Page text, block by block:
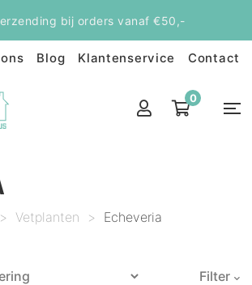
bij orders vanaf €50,-
Blog Klantenservice Contact
0
> Vetplanten > Echeveria
Filter